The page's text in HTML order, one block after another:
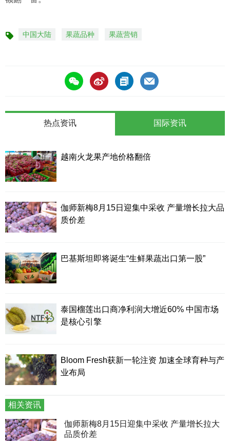
标 中国大陆 果蔬品种 果蔬营销
热点资讯
越南火龙果产地价格翻倍
伽师新梅8月15日迎集中采收 产量增长拉大品
质价差
巴基斯坦即将诞生“生鲜果蔬出口第一股”
泰国榴莲出口商净利润大增近60% 中国市场
是核心引擎
Bloom Fresh获新一轮注资 加速全球育种与产
业布局
国际资讯
相关资讯
伽师新梅8月15日迎集中采收 产量增长拉大
品质价差